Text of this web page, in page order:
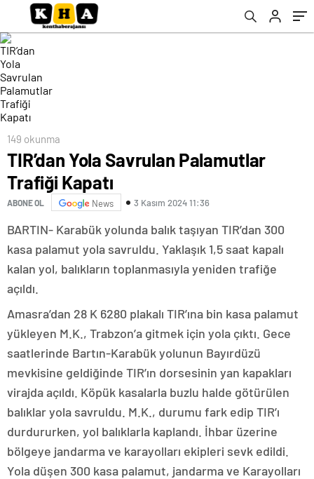
149 okunma
TIR’dan Yola Savrulan Palamutlar
Trafiği Kapatı
ABONE OL News 3 Kasım 2024 11:36
BARTIN- Karabük yolunda balık taşıyan TIR’dan 300
kasa palamut yola savruldu. Yaklaşık 1,5 saat kapalı
kalan yol, balıkların toplanmasıyla yeniden trafiğe
açıldı.
Amasra’dan 28 K 6280 plakalı TIR’ına bin kasa palamut
yükleyen M.K., Trabzon’a gitmek için yola çıktı. Gece
saatlerinde Bartın-Karabük yolunun Bayırdüzü
mevkisine geldiğinde TIR’ın dorsesinin yan kapakları
virajda açıldı. Köpük kasalarla buzlu halde götürülen
balıklar yola savruldu. M.K., durumu fark edip TIR’ı
durdururken, yol balıklarla kaplandı. İhbar üzerine
bölgeye jandarma ve karayolları ekipleri sevk edildi.
Yola düşen 300 kasa palamut, jandarma ve Karayolları